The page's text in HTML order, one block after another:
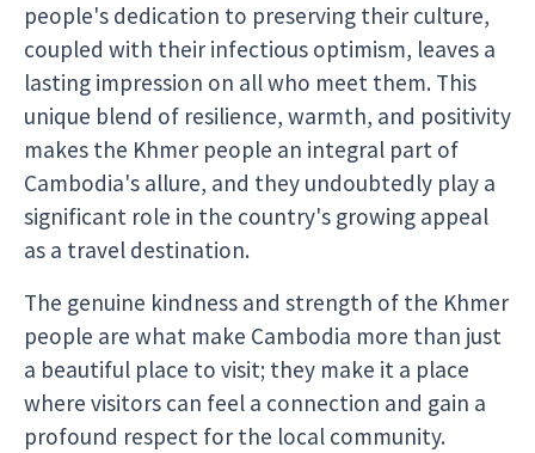
people's dedication to preserving their culture,
coupled with their infectious optimism, leaves a
lasting impression on all who meet them. This
unique blend of resilience, warmth, and positivity
makes the Khmer people an integral part of
Cambodia's allure, and they undoubtedly play a
significant role in the country's growing appeal
as a travel destination.
The genuine kindness and strength of the Khmer
people are what make Cambodia more than just
a beautiful place to visit; they make it a place
where visitors can feel a connection and gain a
profound respect for the local community.